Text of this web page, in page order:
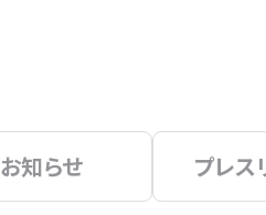
お知らせ プレス